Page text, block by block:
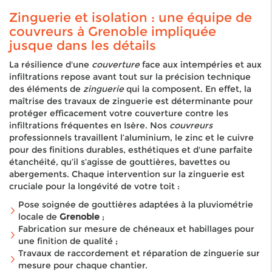
Zinguerie et isolation : une équipe de
couvreurs à Grenoble impliquée
jusque dans les détails
La résilience d'une couvertureface aux intempéries et aux
infiltrations repose avant tout sur la précision technique
des éléments de zingueriequi la composent. En effet, la
maîtrise des travaux de zinguerie est déterminante pour
protéger efficacement votre couverture contre les
infiltrations fréquentes en Isère. Nos couvreurs
professionnels travaillent l’aluminium, le zinc et le cuivre
pour des finitions durables, esthétiques et d'une parfaite
étanchéité, qu’il s’agisse de gouttières, bavettes ou
abergements. Chaque intervention sur la zinguerie est
cruciale pour la longévité de votre toit :
Pose soignée de gouttières adaptées à la pluviométrie
locale de Grenoble ;
Fabrication sur mesure de chéneaux et habillages pour
une finition de qualité ;
Travaux de raccordement et réparation de zinguerie sur
mesure pour chaque chantier.